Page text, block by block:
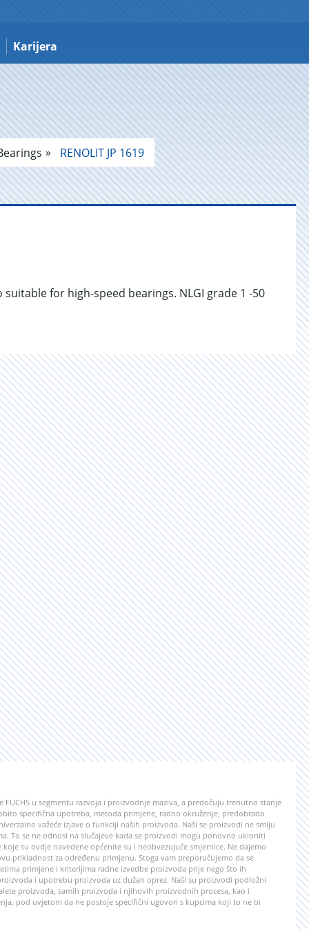
Karijera
RENOLIT JP 1619
for high-speed bearings. NLGI grade 1 -50
u segmentu razvoja i proizvodnje maziva, a predočuju trenutno stanje
specifična upotreba, metoda primjene, radno okruženje, predobrada
važeće izjave o funkciji naših proizvoda. Naši se proizvodi ne smiju
To se ne odnosi na slučajeve kada se proizvodi mogu ponovno ukloniti
su ovdje navedene općenite su i neobvezujuće smjernice. Ne dajemo
prikladnost za određenu primjenu. Stoga vam preporučujemo da se
primjene i kriterijima radne izvedbe proizvoda prije nego što ih
i upotrebu proizvoda uz dužan oprez. Naši su proizvodi podložni
proizvoda, samih proizvoda i njihovih proizvodnih procesa, kao i
pod uvjetom da ne postoje specifični ugovori s kupcima koji to ne bi